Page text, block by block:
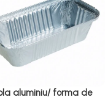
aluminiu/ forma de